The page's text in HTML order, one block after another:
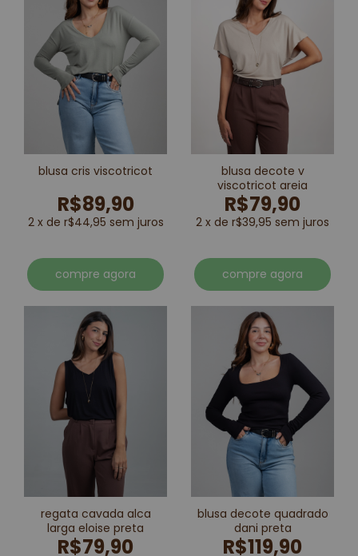
blusa cris viscotricot
R$89,90
2 x de r$44,95 sem juros
compre agora
blusa decote v
viscotricot areia
R$79,90
2 x de r$39,95 sem juros
compre agora
regata cavada alca
larga eloise preta
R$79,90
blusa decote quadrado
dani preta
R$119,90